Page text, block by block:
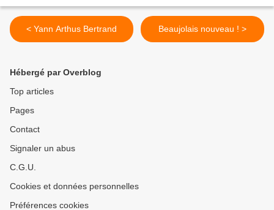
< Yann Arthus Bertrand Beaujolais nouveau ! >
Hébergé par Overblog
Top articles
Pages
Contact
Signaler un abus
C.G.U.
Cookies et données personnelles
Préférences cookies